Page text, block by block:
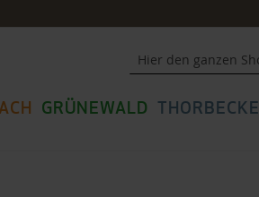
GRÜNEWALD THORBECKE